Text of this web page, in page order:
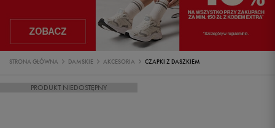
STRONA GŁÓWNA DAMSKIE AKCESORIA CZAPKI Z DASZKIEM
PRODUKT NIEDOSTĘPNY